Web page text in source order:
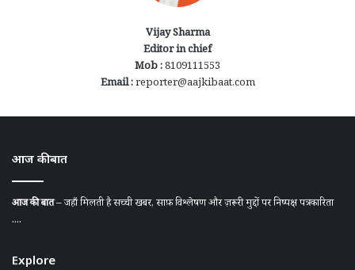
Vijay Sharma
Editor in chief
Mob :8109111553
Email :reporter@aajkibaat.com
आज की बात
आज की बात– जहाँ मिलती है सच्ची खबर, साफ़ विश्लेषण और ज़रूरी मुद्दों पर निष्पक्ष पत्रकारिता
....
Explore